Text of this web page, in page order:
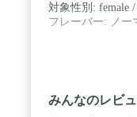
対象性別: female
フレーバー: ノー
みんなのレビ